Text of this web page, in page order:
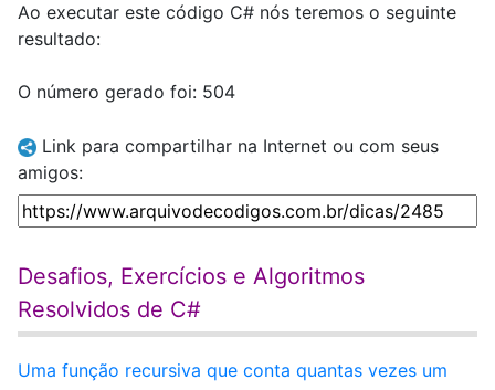
Ao executar este código C# nós teremos o seguinte
resultado:
O número gerado foi: 504
Link para compartilhar na Internet ou com seus
amigos:
Desafios, Exercícios e Algoritmos
Resolvidos de C#
Uma função recursiva que conta quantas vezes um